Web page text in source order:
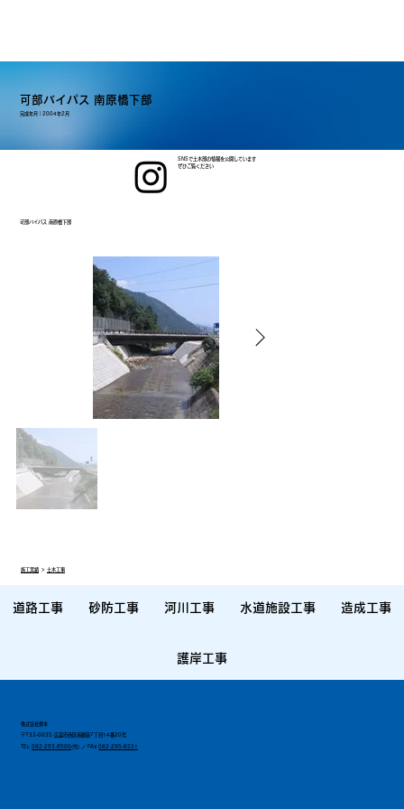
可部バイパス 南原橋下部
完成年月｜2004年2月
道路工事 砂防工事 河川工事 水道施設工事 造成工事
護岸工事
施工実績＞ 土木工事
SNSで土木部の情報を公開しています
ぜひご覧ください
可部バイパス 南原橋下部
株式会社栗本
TEL 082-293-8500(代) ／ FAX 082-295-8231
〒733-0035 広島市西区南観音7丁目14番20号